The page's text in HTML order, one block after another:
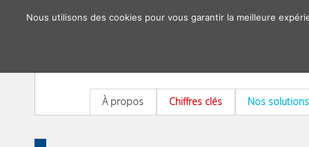
À propos Chiffres clés Nos solutions
Nous utilisons des cookies pour vous garantir la meilleure